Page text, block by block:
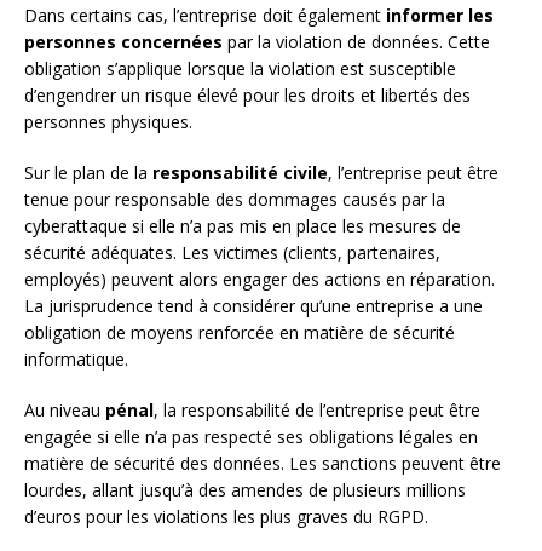
Dans certains cas, l’entreprise doit également informer les
personnes concernées par la violation de données. Cette
obligation s’applique lorsque la violation est susceptible
d’engendrer un risque élevé pour les droits et libertés des
personnes physiques.
Sur le plan de la responsabilité civile, l’entreprise peut être
tenue pour responsable des dommages causés par la
cyberattaque si elle n’a pas mis en place les mesures de
sécurité adéquates. Les victimes (clients, partenaires,
employés) peuvent alors engager des actions en réparation.
La jurisprudence tend à considérer qu’une entreprise a une
obligation de moyens renforcée en matière de sécurité
informatique.
Au niveau pénal, la responsabilité de l’entreprise peut être
engagée si elle n’a pas respecté ses obligations légales en
matière de sécurité des données. Les sanctions peuvent être
lourdes, allant jusqu’à des amendes de plusieurs millions
d’euros pour les violations les plus graves du RGPD.